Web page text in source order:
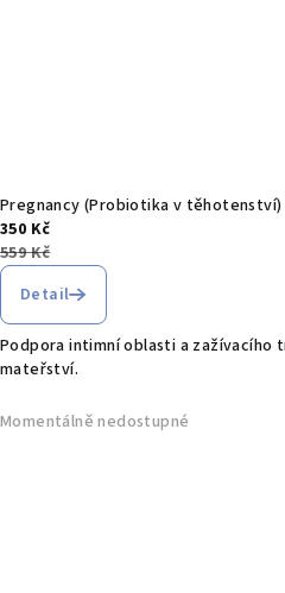
Pregnancy (Probiotika v těhotenství)
350 Kč
559 Kč
Detail
Podpora intimní oblasti a
mateřství.
Momentálně nedostupné